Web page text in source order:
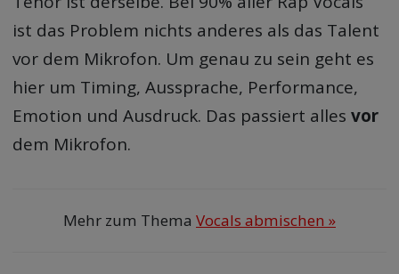
ist das Problem nichts anderes als das Talent
vor dem Mikrofon. Um genau zu sein geht es
hier um Timing, Aussprache, Performance,
Emotion und Ausdruck. Das passiert allesvor
dem Mikrofon.
Mehr zum Thema Vocals abmischen »